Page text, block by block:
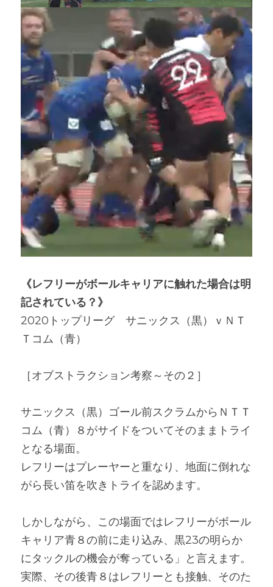
《レフリーがボールキャリアに触れた場合は明
記されている ？》
2020トップリーグ　サニックス（黒）ｖＮＴ
Ｔコム（青）
［オブストラクション考察～その２］
サニックス（黒）ゴール前スクラムからＮＴＴ
コム（青）８がサイドをついてそのままトライ
となる場面。
レフリーはプレーヤーと重なり、地面に倒れな
がら長い笛を吹きトライを認めます。
しかしながら、この場面ではレフリーがボール
キャリア青８の前に走り込み、黒23の明らか
にタックルの機会が奪っている」と言えます。
実際、その後青８はレフリーとも接触、そのた